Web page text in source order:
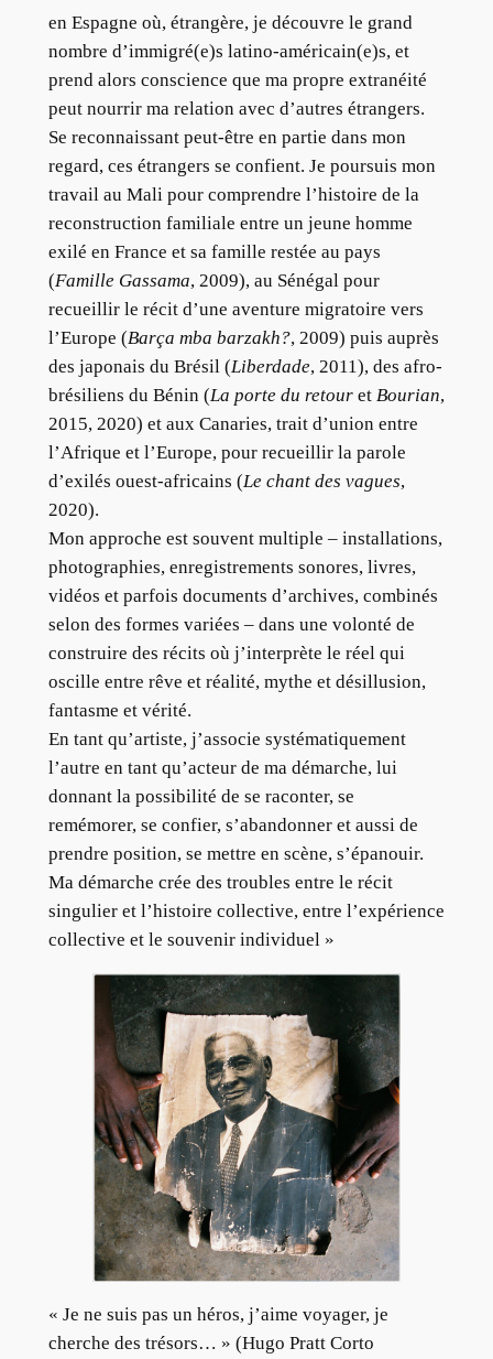
en Espagne où, étrangère, je découvre le grand
nombre d’immigré(e)s latino-américain(e)s, et
prend alors conscience que ma propre extranéité
peut nourrir ma relation avec d’autres étrangers.
Se reconnaissant peut-être en partie dans mon
regard, ces étrangers se confient. Je poursuis mon
travail au Mali pour comprendre l’histoire de la
reconstruction familiale entre un jeune homme
exilé en France et sa famille restée au pays
(Famille Gassama, 2009), au Sénégal pour
recueillir le récit d’une aventure migratoire vers
l’Europe (Barça mba barzakh?, 2009) puis auprès
des japonais du Brésil (Liberdade, 2011), des afro-
brésiliens du Bénin (La porte du retour et Bourian,
2015, 2020) et aux Canaries, trait d’union entre
l’Afrique et l’Europe, pour recueillir la parole
d’exilés ouest-africains (Le chant des vagues,
2020).
Mon approche est souvent multiple – installations,
photographies, enregistrements sonores, livres,
vidéos et parfois documents d’archives, combinés
selon des formes variées – dans une volonté de
construire des récits où j’interprète le réel qui
oscille entre rêve et réalité, mythe et désillusion,
fantasme et vérité.
En tant qu’artiste, j’associe systématiquement
l’autre en tant qu’acteur de ma démarche, lui
donnant la possibilité de se raconter, se
remémorer, se confier, s’abandonner et aussi de
prendre position, se mettre en scène, s’épanouir.
Ma démarche crée des troubles entre le récit
singulier et l’histoire collective, entre l’expérience
collective et le souvenir individuel »
« Je ne suis pas un héros, j’aime voyager, je
cherche des trésors… » (Hugo Pratt Corto